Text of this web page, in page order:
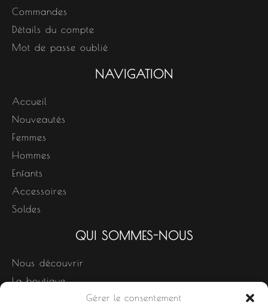
Gérer le consentement
Commandes
Détails du compte
Mot de passe oublié
NAVIGATION
Accueil
Nouveautés
Femmes
Hommes
Enfants
Accessoires
Soldes
QUI SOMMES-NOUS
Nous découvrir
La boutique